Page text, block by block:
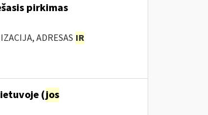
pirkimas
ADRESAS IR
(jos